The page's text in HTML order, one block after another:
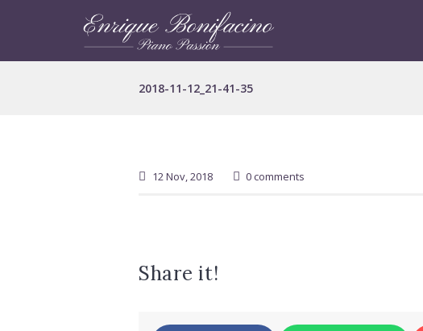
2018-11-12_21-41-35
12 Nov, 2018 0 comments
Share it!